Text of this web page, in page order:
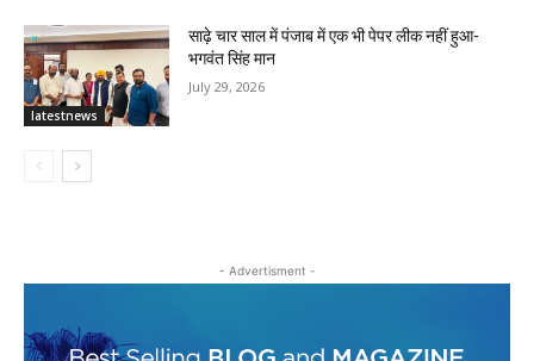
latestnews
साढ़े चार साल में पंजाब में एक भी पेपर लीक नहीं हुआ-
भगवंत सिंह मान
July 29, 2026
- Advertisment -